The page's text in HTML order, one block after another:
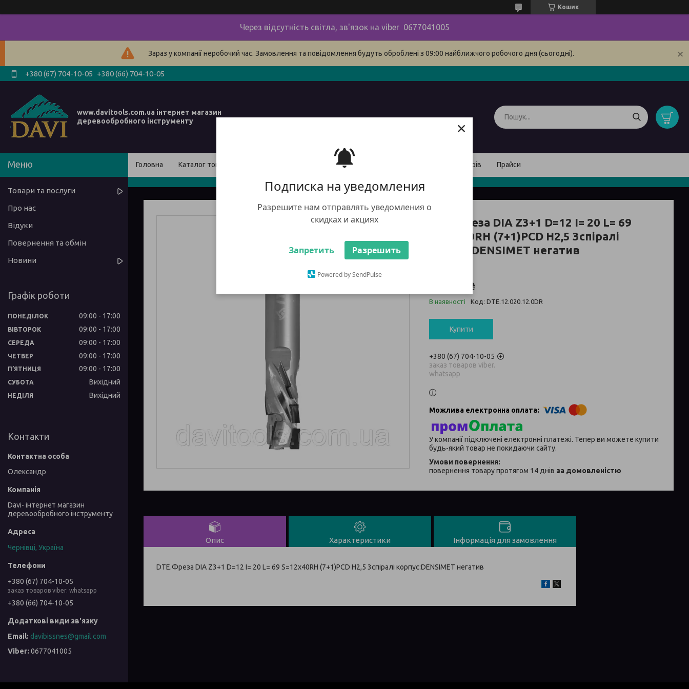
Подписка на уведомления
Разрешите нам отправлять уведомления о
скидках и акциях
Запретить Разрешить
Powered by SendPulse
×
Кошик
Через відсутність світла, зв'язок на viber 0677041005
Зараз у компанії неробочий час. Замовлення та повідомлення будуть оброблені з 09:00 найближчого робочого дня (сьогодні).
+380 (67) 704-10-05 +380 (66) 704-10-05
www.davitools.com.ua інтернет магазин
деревообробного інструменту
Головна Каталог товарів наші контакти Доставка і оплата товарів Прайси
DTE.Фреза DIA Z3+1 D=12 I= 20 L= 69
S=12x40RH (7+1)PCD H2,5 3спіралі
корпус:DENSIMET негатив
30 415 ₴
В наявності Код: DTE.12.020.12.0DR
Купити
+380 (67) 704-10-05
заказ товаров viber.
whatsapp
У компанії підключені електронні платежі. Тепер ви можете купити
будь-який товар не покидаючи сайту.
повернення товару протягом 14 днів за домовленістю
Опис Характеристики Інформація для замовлення
DTE.Фреза DIA Z3+1 D=12 I= 20 L= 69 S=12x40RH (7+1)PCD H2,5 3спіралі корпус:DENSIMET негатив
Товари та послуги
Про нас
Відуки
Повернення та обмін
Новини
Графік роботи
ПОНЕДІЛОК 09:00 17:00
ВІВТОРОК 09:00 17:00
СЕРЕДА 09:00 17:00
ЧЕТВЕР 09:00 17:00
ПʼЯТНИЦЯ 09:00 17:00
СУБОТА Вихідний
НЕДІЛЯ Вихідний
Контакти
Олександр
Davi- інтернет магазин
деревообробного інструменту
Чернівці, Україна
+380 (67) 704-10-05
заказ товаров viber. whatsapp
+380 (66) 704-10-05
davibissnes@gmail.com
0677041005